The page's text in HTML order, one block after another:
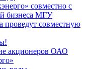
совместно с
бизнеса МГУ
проведут совместную
акционеров ОАО